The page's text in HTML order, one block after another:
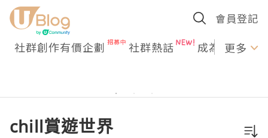
會員登記
社群創作有價企劃 社群熱話 成為U更多
chill賞遊世界